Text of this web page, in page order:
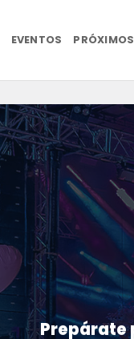
EVENTOS
Prepárate